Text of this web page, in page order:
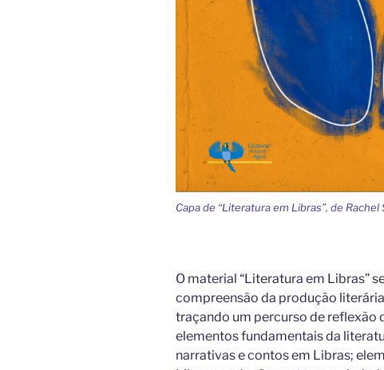
Capa de “Literatura em Libras”, de
O material “Literatura em Libras”
compreensão da produção
traçando um percurso de reflexão
elementos fundamentais da
narrativas e contos em Libras;